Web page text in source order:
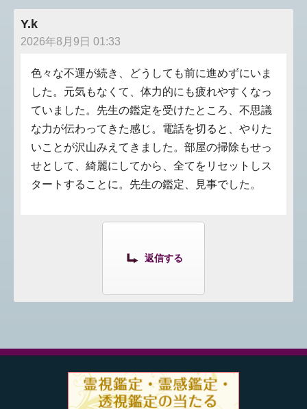
Y.k
2026年8月9日 01:33
色々な不運が続き、どうしても前に進めずにいま
した。元気もなくて、体力的にも疲れやすくなっ
ていました。先生の鑑定を受けたところ、不思議
な力が伝わってきた感じ。電話を切ると、やりた
いことが沢山みえてきました。部屋の掃除もせっ
せとして、綺麗にしてから、全てをリセットしス
タートすることに。先生の鑑定、見事でした。
返信する